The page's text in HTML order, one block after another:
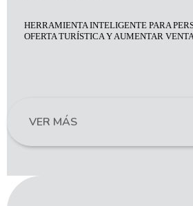
HERRAMIENTA INTELIGENTE PARA
OFERTA TURÍSTICA Y AUMENTAR
VER MÁS